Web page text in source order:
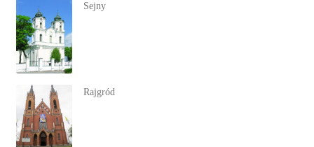
Sejny
Rajgród